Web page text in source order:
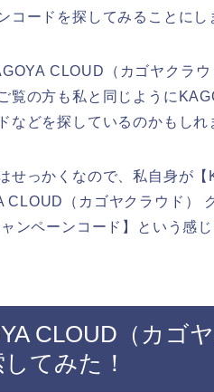
コードを探してみることにし
CLOUD（カゴヤクラ
覧の方も私と同じように
などを探しているのかもしれ
せっかくなので、私自身が
CLOUD（カゴヤクラウド）
ンペーンコード】という感
CLOUD（カゴ
てみた！